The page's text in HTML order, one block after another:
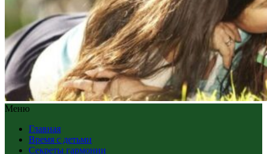
Меню
Главная
Время с детьми
Секреты гармонии